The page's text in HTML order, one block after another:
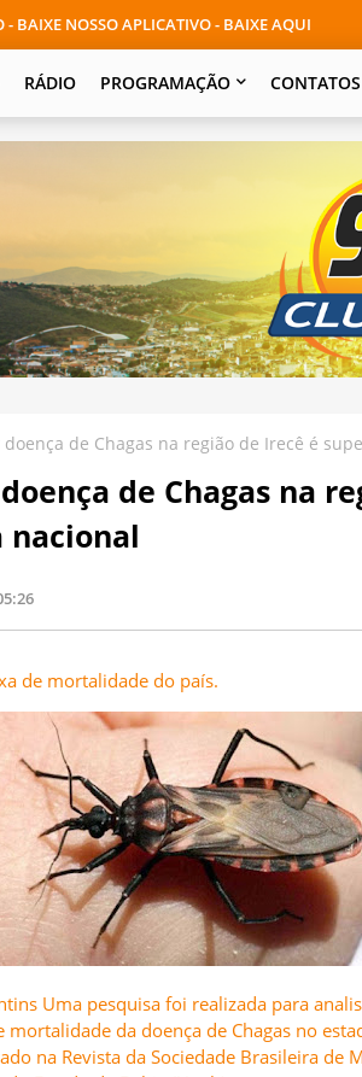
BAIXE NOSSO APLICATIVO - BAIXE AQUI
RÁDIO PROGRAMAÇÃO CONTATOS
de Chagas na região de Irecê é
de Chagas na
nacional
de mortalidade do país.
Uma pesquisa foi realizada para
mortalidade da doença de Chagas no
na Revista da Sociedade Brasileira de